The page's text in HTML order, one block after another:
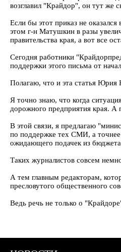
возглавил "Крайдор", он тут же
Если бы этот приказ не
этом г-н Матушкин в разы
правительства края, а вот все
Сегодня работники
поддержки этого письма от
Полагаю, что и эта статья Юрия
Я точно знаю, что когда
дорожного предприятия края. А
В этой связи, я предлагаю
по поддержке тех СМИ, а точнее
ожидающего подачек из
Таких журналистов совсем
А тем главным редакторам,
пресловутого общественного
Ведь речь не только о